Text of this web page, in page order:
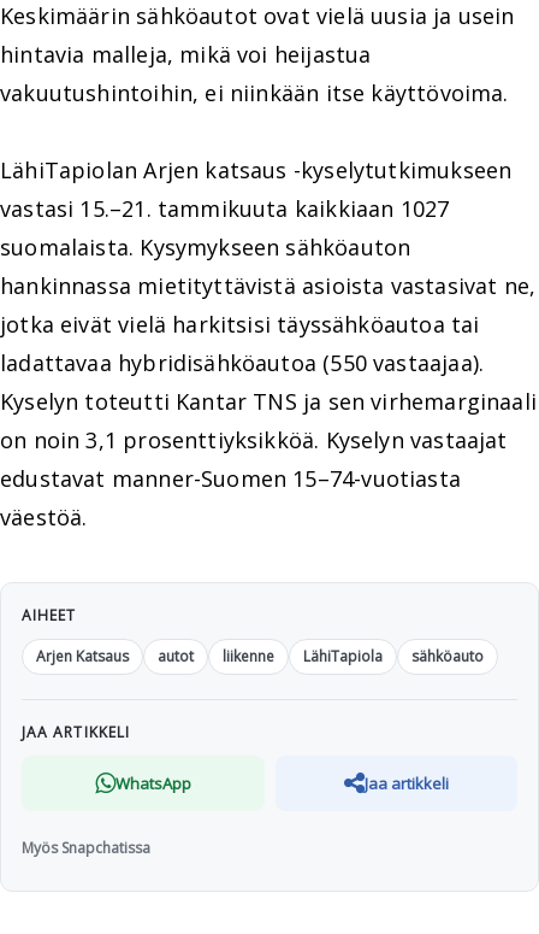
Keskimäärin sähköautot ovat vielä uusia ja usein
hintavia malleja, mikä voi heijastua
vakuutushintoihin, ei niinkään itse käyttövoima.
LähiTapiolan Arjen katsaus -kyselytutkimukseen
vastasi 15.–21. tammikuuta kaikkiaan 1027
suomalaista. Kysymykseen sähköauton
hankinnassa mietityttävistä asioista vastasivat ne,
jotka eivät vielä harkitsisi täyssähköautoa tai
ladattavaa hybridisähköautoa (550 vastaajaa).
Kyselyn toteutti Kantar TNS ja sen virhemarginaali
on noin 3,1 prosenttiyksikköä. Kyselyn vastaajat
edustavat manner-Suomen 15–74-vuotiasta
väestöä.
AIHEET
Arjen Katsaus
autot liikenne LähiTapiola sähköauto
JAA ARTIKKELI
WhatsApp Jaa artikkeli
Myös Snapchatissa